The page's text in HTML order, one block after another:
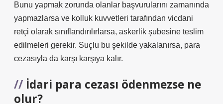
Bunu yapmak zorunda olanlar başvurularını zamanında
yapmazlarsa ve kolluk kuvvetleri tarafından vicdani
retçi olarak sınıflandırılırlarsa, askerlik şubesine teslim
edilmeleri gerekir. Suçlu bu şekilde yakalanırsa, para
cezasıyla da karşı karşıya kalır.
İdari para cezası ödenmezse ne
olur?